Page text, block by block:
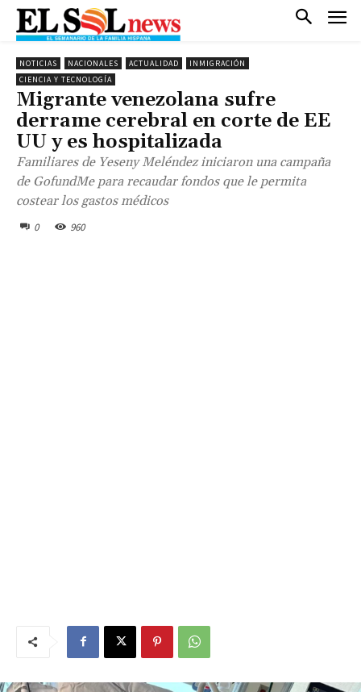
NOTICIAS NACIONALES ACTUALIDAD
INMIGRACIÓN
CIENCIA Y TECNOLOGÍA
Migrante venezolana sufre
derrame cerebral en corte de EE
UU y es hospitalizada
Familiares de Yeseny Meléndez iniciaron una campaña
de GofundMe para recaudar fondos que le permita
costear los gastos médicos
0 960